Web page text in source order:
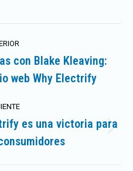
anterior:
con Blake Kleaving:
web Why Electrify
Publicación
siguiente:
es una victoria para